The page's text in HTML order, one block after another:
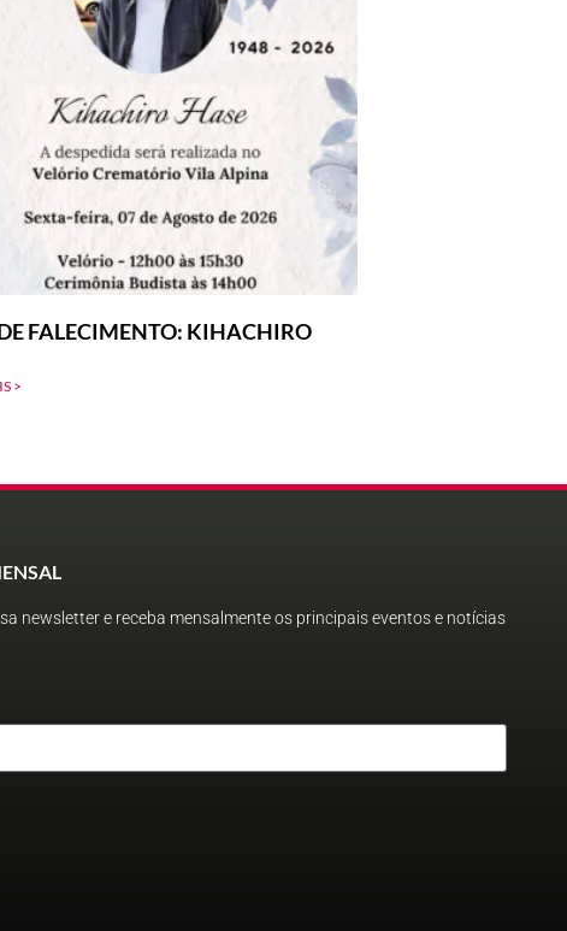
FALECIMENTO: KIHACHIRO
>
newsletter e receba mensalmente os principais eventos e notícias